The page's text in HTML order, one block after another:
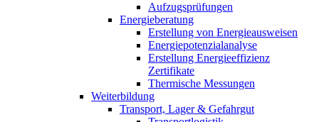
Aufzugsprüfungen
Energieberatung
Erstellung von Energieausweisen
Energiepotenzialanalyse
Erstellung Energieeffizienz
Zertifikate
Thermische Messungen
Weiterbildung
Transport, Lager & Gefahrgut